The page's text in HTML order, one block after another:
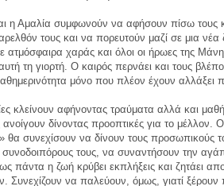
η Αμαλία συμφωνούν να αφήσουν πίσω τους
τους και να πορευτούν μαζί σε μια
ατμόσφαιρα χαράς και όλοι οι ήρωες της
τη γιορτή. Ο καιρός περνάει και τους
μόνο που πλέον έχουν αλλάξει
κλείνουν αφήνοντας τραύματα αλλά και
δίνοντας προοπτικές για το μέλλον.
θα συνεχίσουν να δίνουν τους προσωπικούς
τους, να συναντήσουν την
πάντα η ζωή κρύβει εκπλήξεις και ζητάει
Συνεχίζουν να παλεύουν, όμως, γιατί